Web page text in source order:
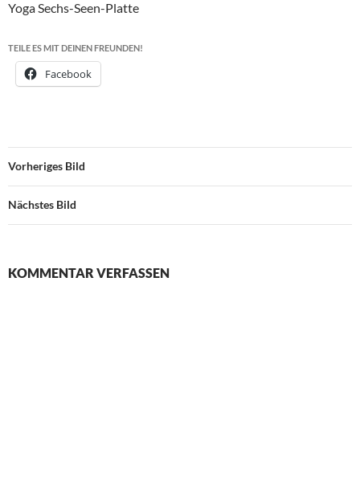
Yoga Sechs-Seen-Platte
TEILE ES MIT DEINEN FREUNDEN!
Facebook
Vorheriges Bild
Nächstes Bild
KOMMENTAR VERFASSEN